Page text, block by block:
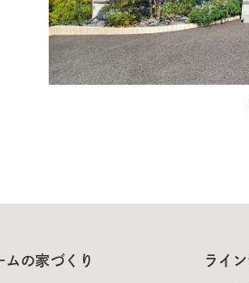
ムの家づくり ライ